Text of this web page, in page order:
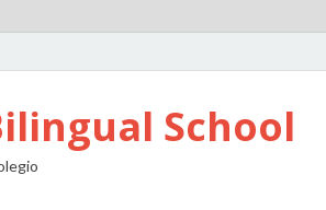
School